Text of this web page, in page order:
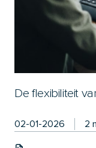
De flexibiliteit
02-01-2026 2